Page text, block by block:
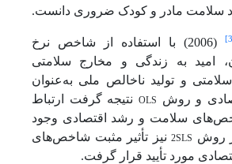
سلامت مادر و کودک ضروری دانست.
(2006) با استفاده از شاخص نرخ
امید به زندگی و مخارج سلامتی
و تولید ناخالص ملی به‌عنوان
و روش OLS نتیجه گرفت ارتباط
سلامت و رشد اقتصادی وجود
روش 2SLSنیز تأثیر مثبت شاخص‌های
مورد تأیید قرار گرفت.